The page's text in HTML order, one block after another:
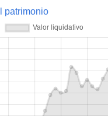
patrimonio